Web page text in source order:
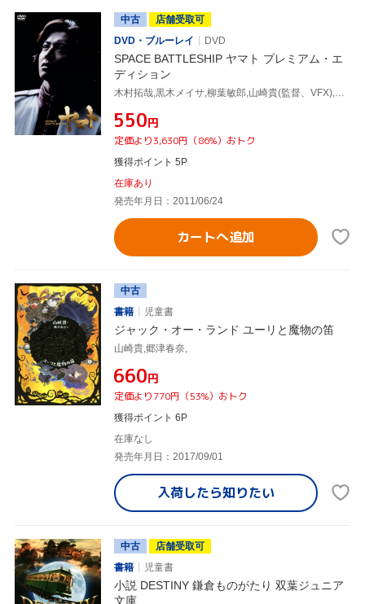
中古
店舗受取可
DVD・ブルーレイ
DVD
SPACE BATTLESHIP ヤマト プレミアム・エ
ディション
¥550円
定価より3,630円（86%）おトク
獲得ポイント 5P
在庫あり
発売年月日：2011/06/24
カートへ追加
中古
書籍
児童書
ジャック・オー・ランド ユーリと魔物の笛
山崎貴,郷津春奈,
¥660円
定価より770円（53%）おトク
獲得ポイント 6P
在庫なし
発売年月日：2017/09/01
入荷したら知りたい
中古
店舗受取可
書籍
児童書
小説 DESTINY 鎌倉ものがたり 双葉ジュニア
文庫